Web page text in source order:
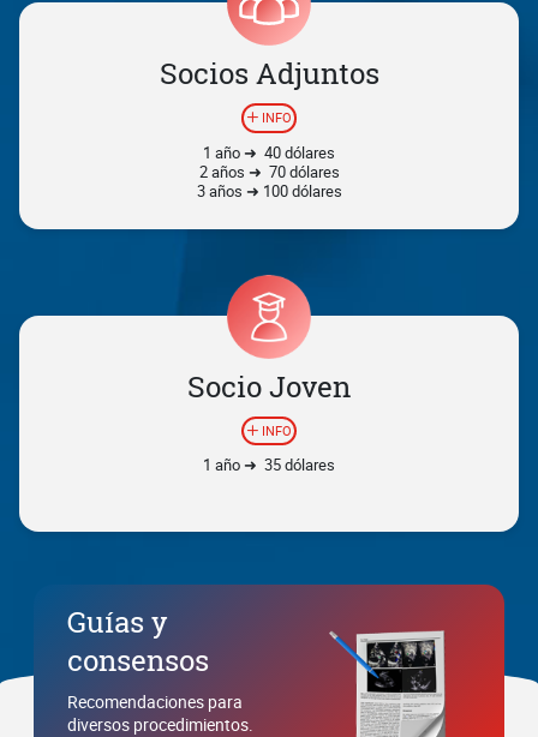
Socios Adjuntos
INFO
1 año ➜ 40 dólares
2 años ➜ 70 dólares
3 años ➜ 100 dólares
Socio Joven
INFO
1 año ➜ 35 dólares
Guías y
consensos
Recomendaciones para
diversos procedimientos.